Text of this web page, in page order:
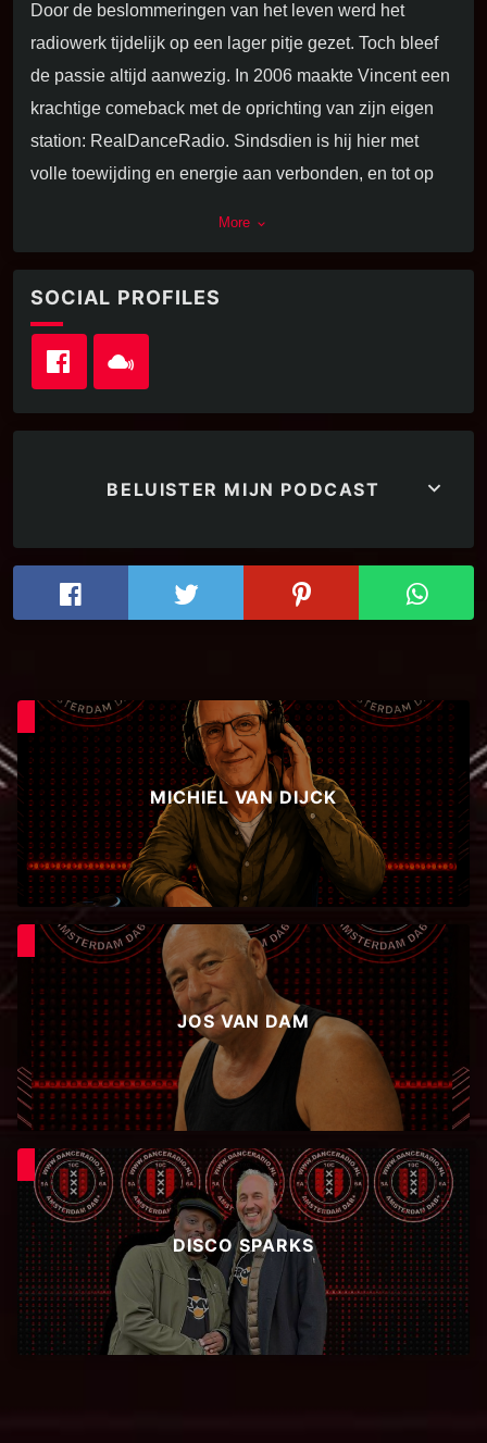
Door de beslommeringen van het leven werd het
radiowerk tijdelijk op een lager pitje gezet. Toch bleef
de passie altijd aanwezig. In 2006 maakte Vincent een
krachtige comeback met de oprichting van zijn eigen
station: RealDanceRadio. Sindsdien is hij hier met
volle toewijding en energie aan verbonden, en tot op
Daarnaast is Vincent nog steeds regelmatig te horen
tijdens “Counterpoint Saturday” op Dance Radio, waar
hij zijn herkenbare stijl en liefde voor dance muziek
blijft delen met een trouw publiek.
levenswerk — gedreven door ritme, gevoel en pure
More keyboard_arrow_down
SOCIAL PROFILES
BELUISTER MIJN PODCAST keyboard_arrow_down
MICHIEL VAN DIJCK
JOS VAN DAM
DISCO SPARKS
LIVE RADIO!
KLIK OP DE PLAY BUTTON HIERONDER